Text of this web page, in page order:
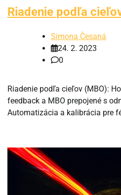
Riadenie podľa
Simona Česaná
24. 2. 2023
0
Riadenie podľa cieľov (MBO):
feedback a MBO prepojené s
Automatizácia a kalibrácia pre